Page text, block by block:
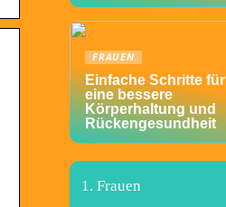
FRAUEN
Einfache Schritte für
eine bessere
Körperhaltung und
Rückengesundheit
Frauen